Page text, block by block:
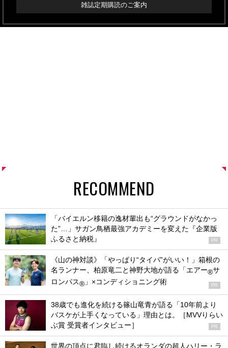
雑誌定期購読のご案内
RECOMMEND
「バイエルン移籍の逸材輩出も“グラウンドがなかっ
た”…」サガン鳥栖最強アカデミーを変えた『企業版
ふるさと納税』
PR
《山の神対談》「やっぱり“タイパ”がいい！」箱根の
名ランナー、柏原竜二と神野大地が語る「エアー®サ
ロンパス® 」×コンディショニング術 PR
38歳でも進化を続ける篠山竜青が語る「10年前より
バスケが上手くなっている」理由とは。［MVVりらい
ぶ賞 受賞者インタビュー］
PR
世界の頂点に君臨し続けるオランダの超人ハリー・ラ